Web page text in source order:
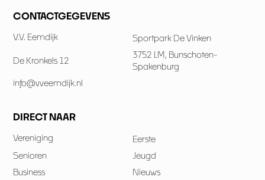
CONTACTGEGEVENS
V.V. Eemdijk Sportpark De Vinken
De Kronkels 12
3752 LM, Bunschoten-
Spakenburg
info@vveemdijk.nl
DIRECT NAAR
Vereniging
Eerste
Senioren
Jeugd
Business
Nieuws